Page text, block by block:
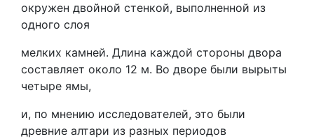
окружен двойной стенкой, выполненной из
одного слоя
мелких камней. Длина каждой стороны двора
составляет около 12 м. Во дворе были вырыты
четыре ямы,
и, по мнению исследователей, это были
древние алтари из разных периодов